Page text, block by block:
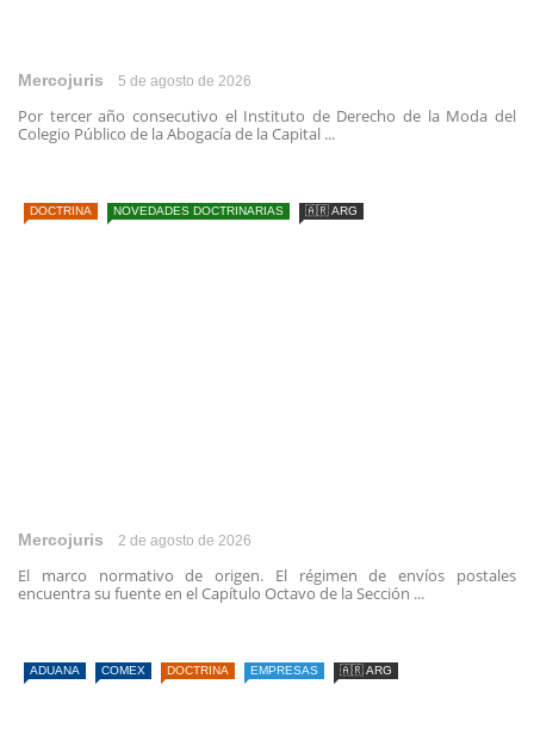
Mercojuris 5 de agosto de 2026
Por tercer año consecutivo el Instituto de Derecho de la Moda del
Colegio Público de la Abogacía de la Capital ...
DOCTRINA NOVEDADES DOCTRINARIAS 🇦🇷 ARG
Mercojuris 2 de agosto de 2026
El marco normativo de origen. El régimen de envíos postales
encuentra su fuente en el Capítulo Octavo de la Sección ...
ADUANA COMEX DOCTRINA EMPRESAS 🇦🇷 ARG